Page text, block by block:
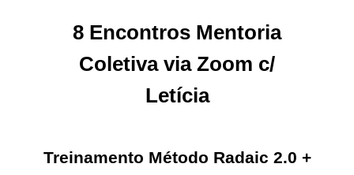
8 Encontros Mentoria
Coletiva via Zoom c/
Letícia
Treinamento Método Radaic 2.0 +